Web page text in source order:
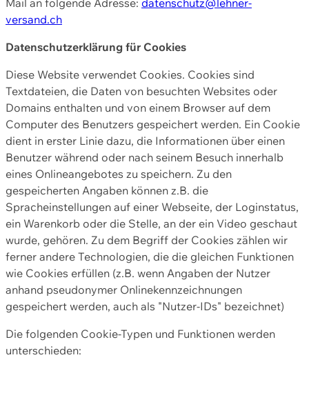
versand.ch
Datenschutzerklärung für Cookies
Diese Website verwendet Cookies. Cookies sind
Textdateien, die Daten von besuchten Websites oder
Domains enthalten und von einem Browser auf dem
Computer des Benutzers gespeichert werden. Ein Cookie
dient in erster Linie dazu, die Informationen über einen
Benutzer während oder nach seinem Besuch innerhalb
eines Onlineangebotes zu speichern. Zu den
gespeicherten Angaben können z.B. die
Spracheinstellungen auf einer Webseite, der Loginstatus,
ein Warenkorb oder die Stelle, an der ein Video geschaut
wurde, gehören. Zu dem Begriff der Cookies zählen wir
ferner andere Technologien, die die gleichen Funktionen
wie Cookies erfüllen (z.B. wenn Angaben der Nutzer
anhand pseudonymer Onlinekennzeichnungen
gespeichert werden, auch als "Nutzer-IDs" bezeichnet)
Die folgenden Cookie-Typen und Funktionen werden
unterschieden: